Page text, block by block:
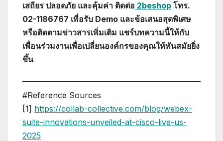
เสถียร ปลอดภัย และคุ้มค่า ติดต่อ 2beshop โทร.
02-1186767 เพื่อรับ Demo และข้อเสนอสุดพิเศษ
หรือติดตามข่าวสารเพิ่มเติม แชร์บทความนี้ให้กับ
เพื่อนร่วมงานเพื่อเปลี่ยนองค์กรของคุณให้ทันสมัยยิ่ง
ขึ้น
#Reference Sources
[1] https://collab-collective.com/blog/webex-
suite-innovations-unveiled-at-cisco-live-us-
2025